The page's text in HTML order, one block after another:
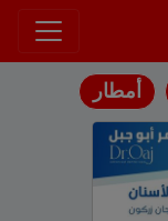
أمطار